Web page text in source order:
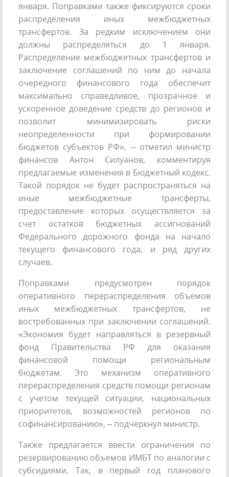
января. Поправками также фиксируются сроки
распределения иных межбюджетных
трансфертов. За редким исключением они
должны распределяться до 1 января.
Распределение межбюджетных трансфертов и
заключение соглашений по ним до начала
очередного финансового года обеспечит
максимально справедливое, прозрачное и
ускоренное доведение средств до регионов и
позволит минимизировать риски
неопределенности при формировании
бюджетов субъектов РФ», – отметил министр
финансов Антон Силуанов, комментируя
предлагаемые изменения в Бюджетный кодекс.
Такой порядок не будет распространяться на
иные межбюджетные трансферты,
предоставление которых осуществляется за
счет остатков бюджетных ассигнований
Федерального дорожного фонда на начало
текущего финансового года, и ряд других
случаев.
Поправками предусмотрен порядок
оперативного перераспределения объемов
иных межбюджетных трансфертов, не
востребованных при заключении соглашений.
«Экономия будет направляться в резервный
фонд Правительства РФ для оказания
финансовой помощи региональным
бюджетам. Это механизм оперативного
перераспределения средств помощи регионам
с учетом текущей ситуации, национальных
приоритетов, возможностей регионов по
софинансированию», – подчеркнул министр.
Также предлагается ввести ограничения по
резервированию объемов ИМБТ по аналогии с
субсидиями. Так, в первый год планового